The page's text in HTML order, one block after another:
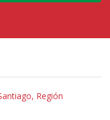
Región